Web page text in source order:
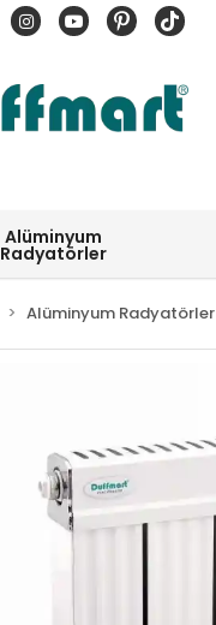
Alüminyum
Radyatörler
Alüminyum Radyatörler